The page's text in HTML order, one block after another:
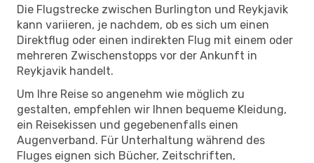
Die Flugstrecke zwischen Burlington und Reykjavik
kann variieren, je nachdem, ob es sich um einen
Direktflug oder einen indirekten Flug mit einem oder
mehreren Zwischenstopps vor der Ankunft in
Reykjavik handelt.
Um Ihre Reise so angenehm wie möglich zu
gestalten, empfehlen wir Ihnen bequeme Kleidung,
ein Reisekissen und gegebenenfalls einen
Augenverband. Für Unterhaltung während des
Fluges eignen sich Bücher, Zeitschriften,